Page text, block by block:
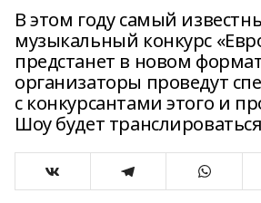
В этом году самый
музыкальный конкурс
предстанет в новом
организаторы проведут
с конкурсантами этого и
Шоу будет